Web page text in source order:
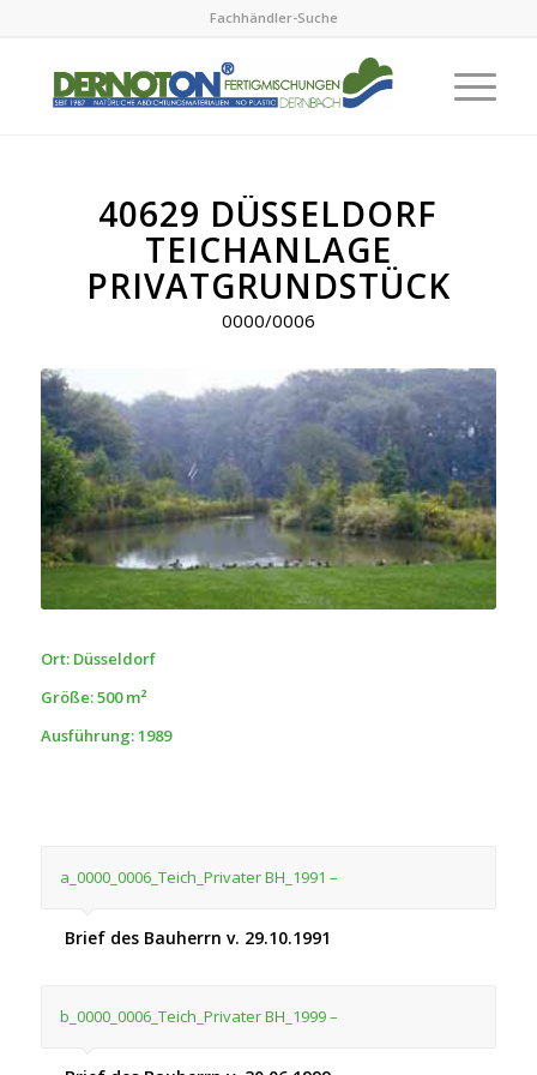
Fachhändler-Suche
40629 DÜSSELDORF
TEICHANLAGE
PRIVATGRUNDSTÜCK
0000/0006
Ort: Düsseldorf
Größe: 500 m²
Ausführung: 1989
a_0000_0006_Teich_Privater BH_1991 –
Brief des Bauherrn v. 29.10.1991
b_0000_0006_Teich_Privater BH_1999 –